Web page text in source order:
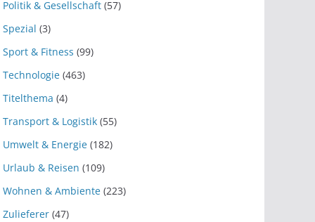
Politik & Gesellschaft (57)
Spezial (3)
Sport & Fitness (99)
Technologie (463)
Titelthema (4)
Transport & Logistik (55)
Umwelt & Energie (182)
Urlaub & Reisen (109)
Wohnen & Ambiente (223)
Zulieferer (47)